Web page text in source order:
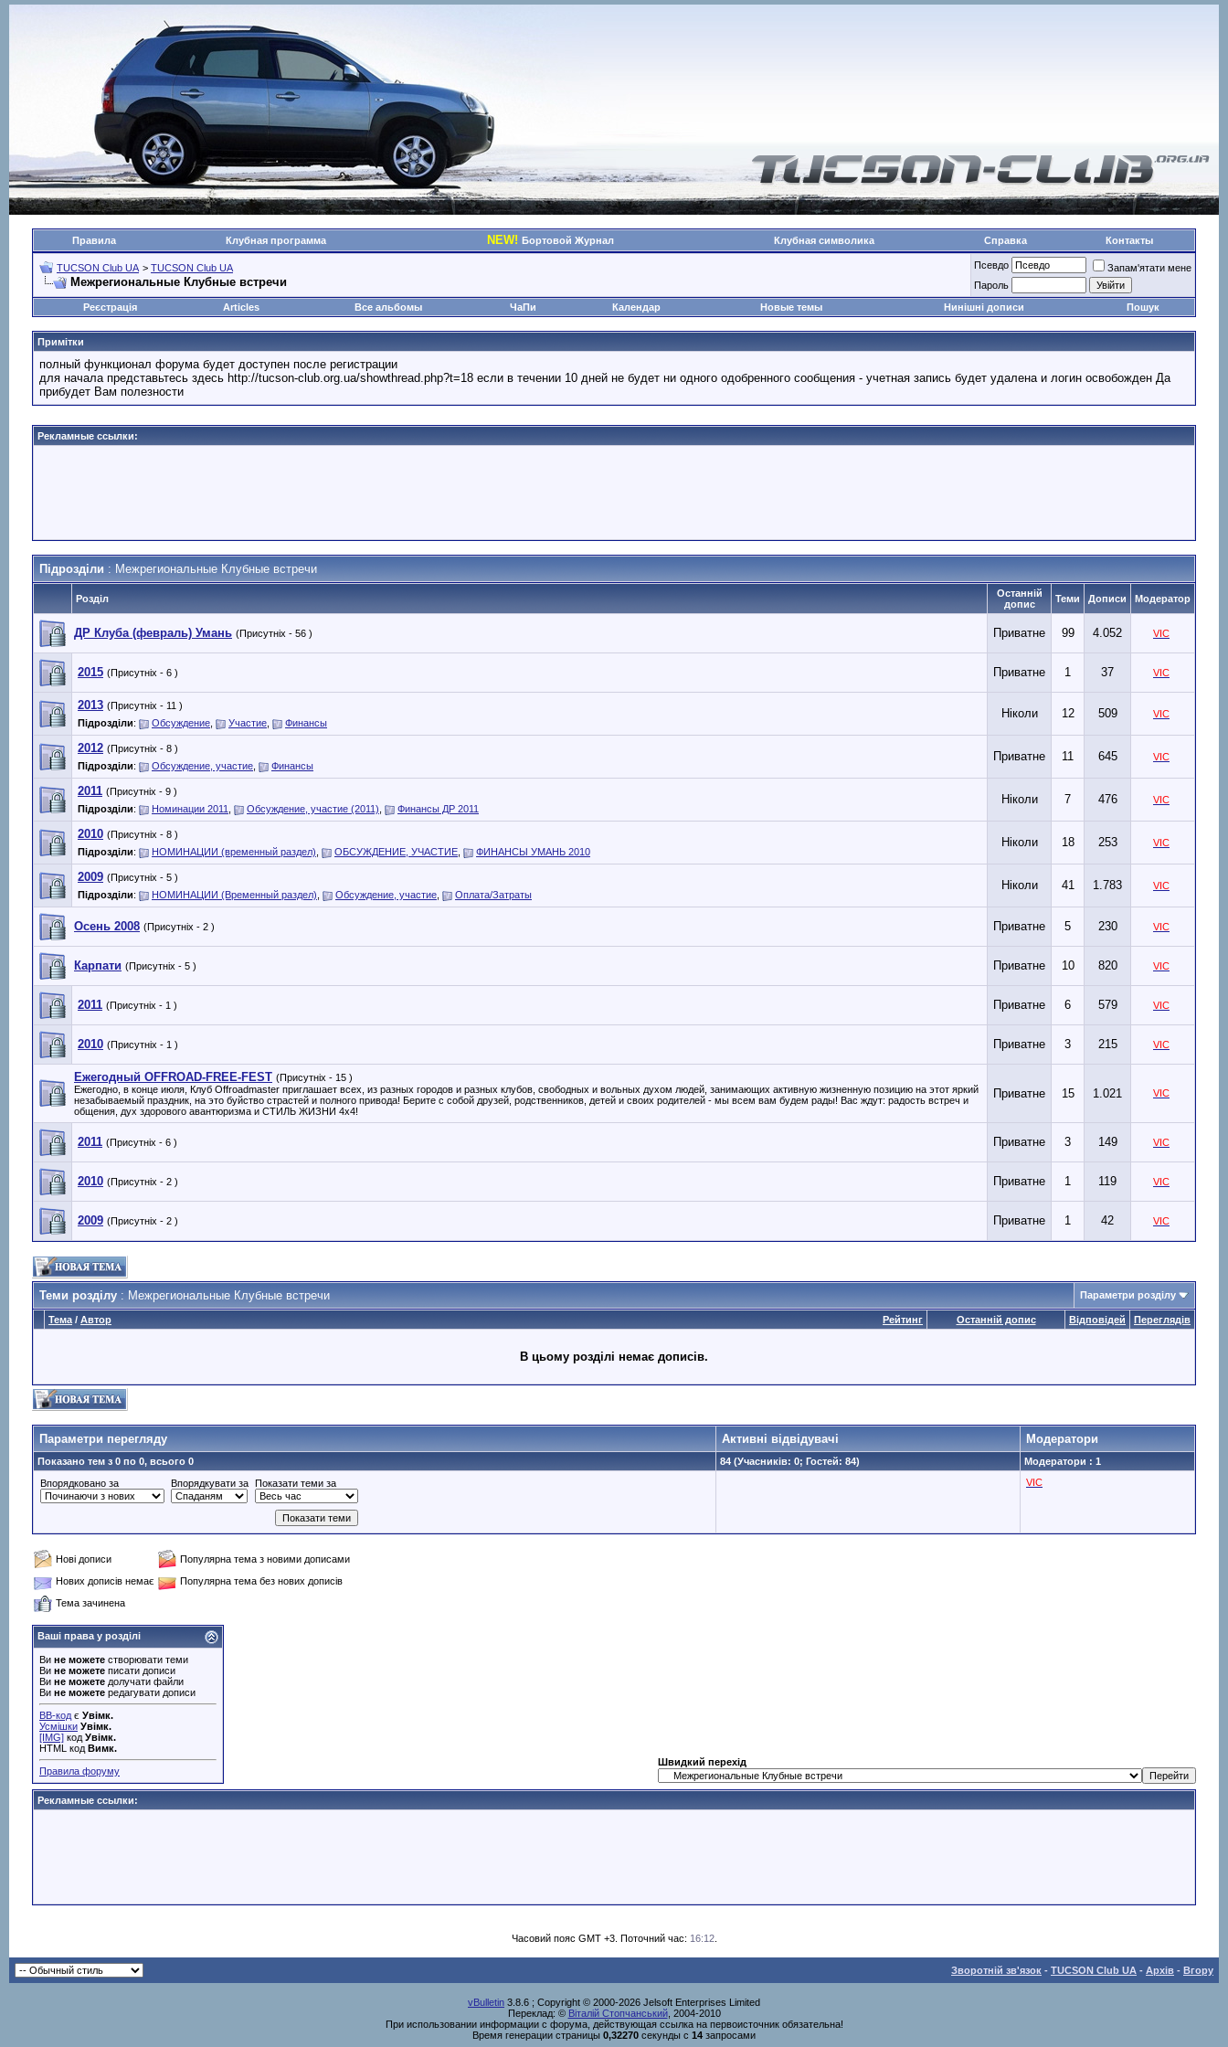
Правила Клубная программа NEW! Бортовой Журнал Клубная символика Справка Контакты
TUCSON Club UA > TUCSON Club UA
Межрегиональные Клубные встречи
Псевдо
Запам'ятати мене
Пароль
Реєстрація
Articles Все альбомы ЧаПи Календар Новые темы Нинішні дописи Пошук
Примітки
полный функционал форума будет доступен после регистрации
для начала представьтесь здесь http://tucson-club.org.ua/showthread.php?t=18 если в течении 10 дней не будет ни одного одобренного сообщения - учетная запись будет удалена и логин освобожден Да
прибудет Вам полезности
Рекламные ссылки:
Підрозділи : Межрегиональные Клубные встречи
Розділ
Останній
допис
Теми Дописи Модератор
ДР Клуба (февраль) Умань (Присутніх - 56 ) Приватне 99 4.052 VIC
2015 (Присутніх - 6 ) Приватне 1 37 VIC
2013 (Присутніх - 11 )
Підрозділи: Обсуждение Участие Финансы
Ніколи 12 509 VIC
2012 (Присутніх - 8 )
Підрозділи: Обсуждение, участие Финансы
Приватне 11 645 VIC
2011 (Присутніх - 9 )
Підрозділи: Номинации 2011 Обсуждение, участие (2011) Финансы ДР 2011
Ніколи 7 476 VIC
2010 (Присутніх - 8 )
Підрозділи: НОМИНАЦИИ (временный раздел) ОБСУЖДЕНИЕ, УЧАСТИЕ ФИНАНСЫ УМАНЬ 2010
Ніколи 18 253 VIC
2009 (Присутніх - 5 )
Підрозділи: НОМИНАЦИИ (Временный раздел) Обсуждение, участие Оплата/Затраты
Ніколи 41 1.783 VIC
Осень 2008 (Присутніх - 2 ) Приватне 5 230 VIC
Карпати (Присутніх - 5 ) Приватне 10 820 VIC
2011 (Присутніх - 1 ) Приватне 6 579 VIC
2010 (Присутніх - 1 ) Приватне 3 215 VIC
Ежегодный OFFROAD-FREE-FEST (Присутніх - 15 )
Ежегодно, в конце июля, Клуб Offroadmaster приглашает всех, из разных городов и разных клубов, свободных и вольных духом людей, занимающих активную жизненную позицию на этот яркий
незабываемый праздник, на это буйство страстей и полного привода! Берите с собой друзей, родственников, детей и своих родителей - мы всем вам будем рады! Вас ждут: радость встреч и
общения, дух здорового авантюризма и СТИЛЬ ЖИЗНИ 4х4!
Приватне 15 1.021 VIC
2011 (Присутніх - 6 ) Приватне 3 149 VIC
2010 (Присутніх - 2 ) Приватне 1 119 VIC
2009 (Присутніх - 2 ) Приватне 1 42 VIC
Теми розділу : Межрегиональные Клубные встречи Параметри розділу
Рейтинг
Тема / Автор Останній допис Відповідей Переглядів
В цьому розділі немає дописів.
Параметри перегляду Активні відвідувачі Модератори
Показано тем з 0 по 0, всього 0 84 (Учасників: 0; Гостей: 84)
Модератори : 1
Впорядковано за
Впорядкувати за Показати теми за VIC
Нові дописи
Популярна тема з новими дописами
Нових дописів немає
Популярна тема без нових дописів
Тема зачинена
Ваші права у розділі
Ви не можете створювати теми
Ви не можете писати дописи
Ви не можете долучати файли
Ви не можете редагувати дописи
BB-код є Увімк.
Усмішки Увімк.
[IMG] код Увімк.
HTML код Вимк.
Правила форуму
Швидкий перехід
Рекламные ссылки:
Часовий пояс GMT +3. Поточний час: 16:12.
Зворотній зв'язок - TUCSON Club UA - Архів - Вгору
vBulletin 3.8.6 ; Copyright © 2000-2026 Jelsoft Enterprises Limited
Переклад: © Віталій Стопчанський, 2004-2010
При использовании информации с форума, действующая ссылка на первоисточник обязательна!
Время генерации страницы 0,32270 секунды с 14 запросами